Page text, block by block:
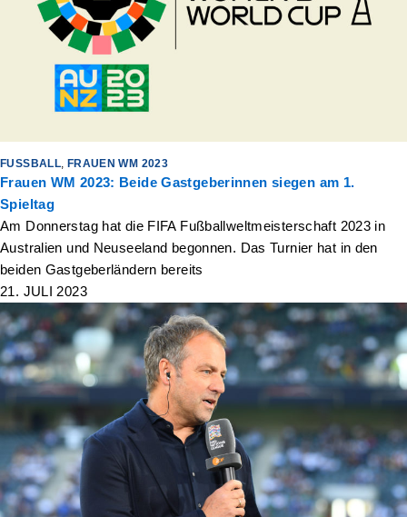
FUSSBALL FRAUEN WM 2023
Frauen WM 2023: Beide Gastgeberinnen siegen am 1.
Spieltag
Am Donnerstag hat die FIFA Fußballweltmeisterschaft 2023 in
Australien und Neuseeland begonnen. Das Turnier hat in den
beiden Gastgeberländern bereits
21. JULI 2023